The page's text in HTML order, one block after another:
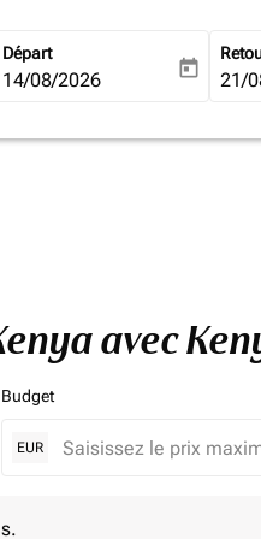
Départ
fc-booking-departure-date-
14/08/2026 today fc-
21/
avec
Budget
EUR